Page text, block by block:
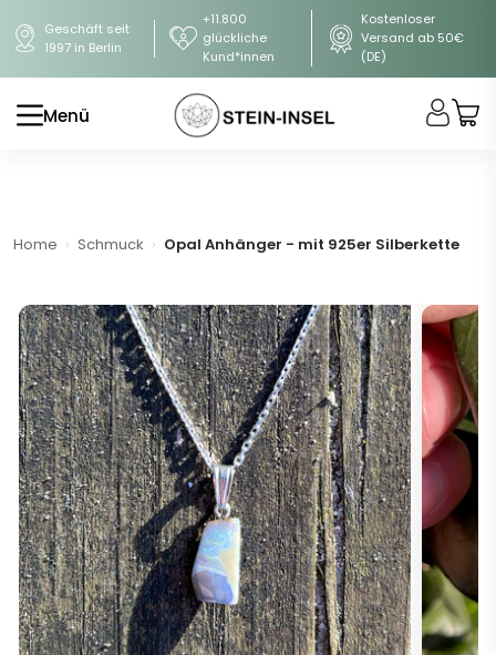
Geschäft seit
1997 in Berlin
+11.800
glückliche
Kund*innen
Kostenloser
Versand ab 50€
(DE)
Menü
Home Schmuck Opal Anhänger - mit 925er Silberkette